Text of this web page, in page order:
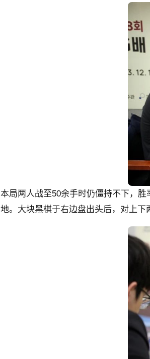
本局两人战至50余手时仍僵持不下，
地。大块黑棋于右边盘出头后，对上下